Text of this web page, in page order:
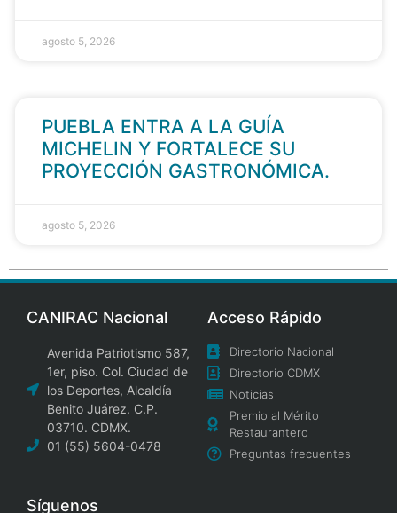
agosto 5, 2026
PUEBLA ENTRA A LA GUÍA
MICHELIN Y FORTALECE SU
PROYECCIÓN GASTRONÓMICA.
agosto 5, 2026
CANIRAC Nacional
Avenida Patriotismo 587,
1er, piso. Col. Ciudad de
los Deportes, Alcaldía
Benito Juárez. C.P.
03710. CDMX.
01 (55) 5604-0478
Acceso Rápido
Directorio Nacional
Directorio CDMX
Noticias
Premio al Mérito
Restaurantero
Preguntas frecuentes
Síguenos